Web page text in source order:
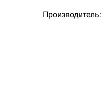
Производитель: